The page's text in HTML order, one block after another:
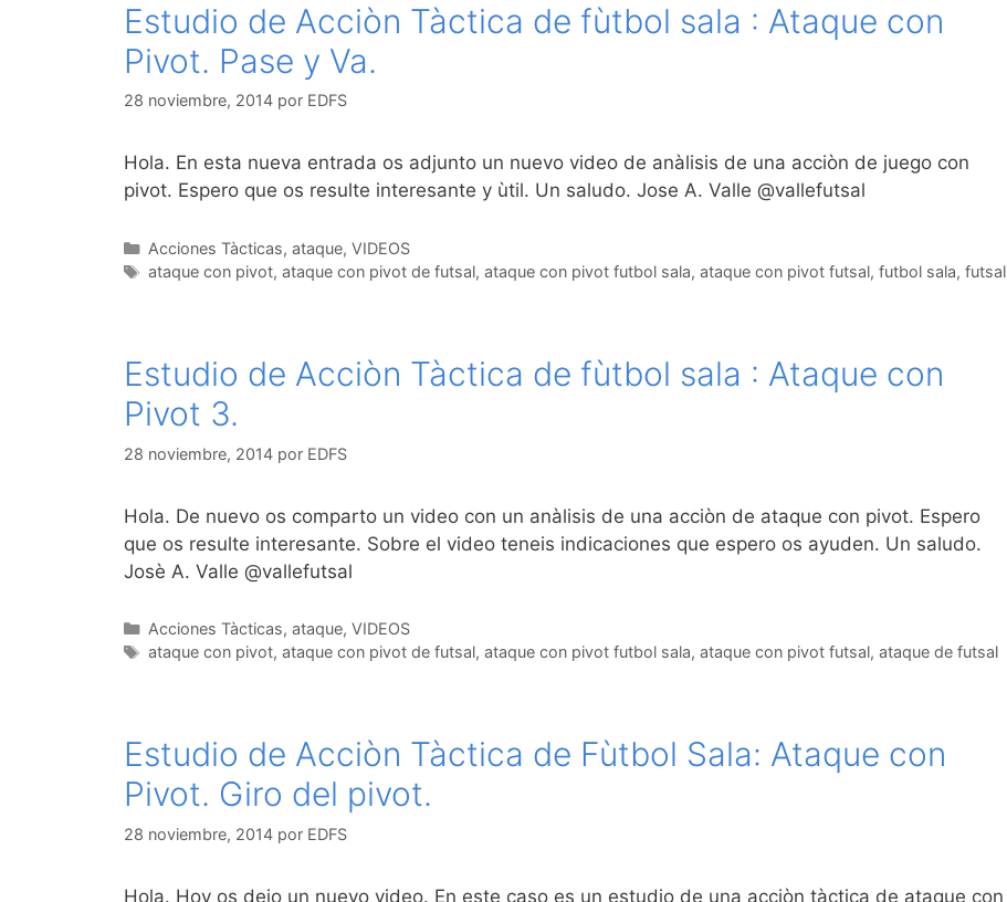
Estudio de Acciòn Tàctica de fùtbol sala : Ataque con
Pivot. Pase y Va.
28 noviembre, 2014 por EDFS
Hola. En esta nueva entrada os adjunto un nuevo video de anàlisis de una acciòn de juego con
pivot. Espero que os resulte interesante y ùtil. Un saludo. Jose A. Valle @vallefutsal
Categorías
Acciones Tàcticas, ataque, VIDEOS
Etiquetas
ataque con pivot, ataque con pivot de futsal, ataque con pivot futbol sala, ataque con pivot futsal, futbol sala, futsal
Estudio de Acciòn Tàctica de fùtbol sala : Ataque con
Pivot 3.
28 noviembre, 2014 por EDFS
Hola. De nuevo os comparto un video con un anàlisis de una acciòn de ataque con pivot. Espero
que os resulte interesante. Sobre el video teneis indicaciones que espero os ayuden. Un saludo.
Josè A. Valle @vallefutsal
Categorías
Acciones Tàcticas, ataque, VIDEOS
Etiquetas
ataque con pivot, ataque con pivot de futsal, ataque con pivot futbol sala, ataque con pivot futsal, ataque de futsal
Estudio de Acciòn Tàctica de Fùtbol Sala: Ataque con
Pivot. Giro del pivot.
28 noviembre, 2014 por EDFS
Hola. Hoy os dejo un nuevo video. En este caso es un estudio de una acciòn tàctica de ataque con